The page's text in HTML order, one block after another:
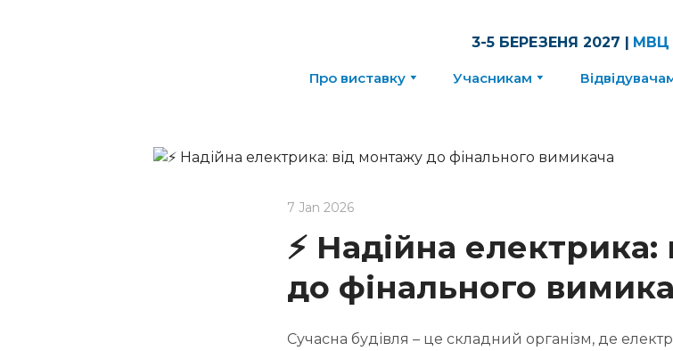
3-5 БЕРЕЗЕНЯ 2027 | МВЦ
Про виставку Учасникам
7 Jan 2026
⚡ Надійна
до фінального
Сучасна будівля – це складний організм, де